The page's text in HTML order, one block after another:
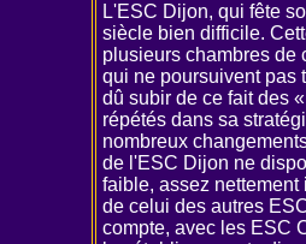
L'ESC Dijon, qui fête
siècle bien difficile.
plusieurs chambres de
qui ne poursuivent pas
dû subir de ce fait des
répétés dans sa
nombreux
de l'ESC Dijon ne
faible, assez
de celui des autres
compte, avec les ESC